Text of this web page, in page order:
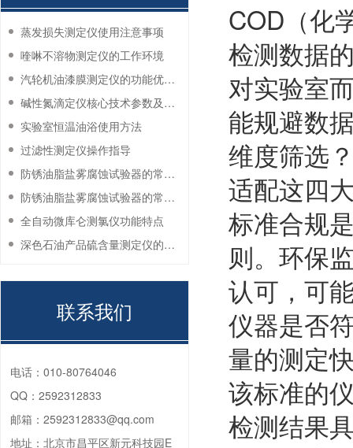
COD（化
检测数据
对实验室
能规避数
维度筛选
适配这四
标准合规
则。环保
认可，可
仪器是否
量的测定
该标准的
检测结果
蒸发损失测定仪使用注意事项
喹啉不溶物测定仪的工作环境
汽轮机油漆膜测定仪的功能优势有哪些？
碱性氮滴定仪核心技术参数及应用说明
实验室恒温油浴使用方法
过滤性测定仪操作指导
防锈油脂盐雾腐蚀试验器的常见故障与解决方法
防锈油脂盐雾腐蚀试验器的常见故障与解决方法
全自动微库仑测氯仪功能特点
深色石油产品硫含量测定仪的工作环境要求
联系我们
电话： 010-80764046
QQ： 2592312833
邮箱： 2592312833@qq.com
地址： 北京市昌平区新元科技园E